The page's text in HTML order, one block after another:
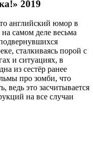
2019
английский юмор в
самом деле весьма
сталкиваясь порой с
и ситуациях, в
из сестёр ранее
про зомби, что
ведь это засчитывается
на все случаи